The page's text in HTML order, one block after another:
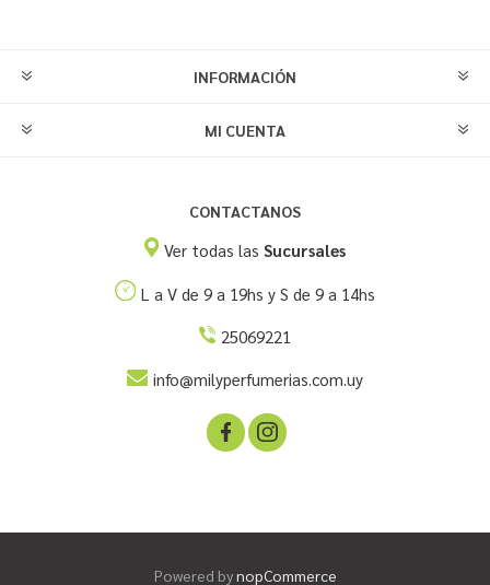
INFORMACIÓN
MI CUENTA
CONTACTANOS
Ver todas lasSucursales
L a V de 9 a 19hs y S de 9 a 14hs
25069221
info@milyperfumerias.com.uy
Powered bynopCommerce